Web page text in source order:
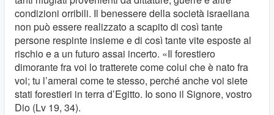
condizioni orribili. Il benessere della società israeliana
non può essere realizzato a scapito di così tante
persone respinte insieme e di così tante vite esposte al
rischio e a un futuro assai incerto. «Il forestiero
dimorante fra voi lo tratterete come colui che è nato fra
voi; tu l’amerai come te stesso, perché anche voi siete
stati forestieri in terra d’Egitto. Io sono il Signore, vostro
Dio (Lv 19, 34).